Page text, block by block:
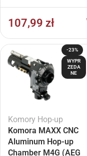
107,99 zł
-23%
WYPR
ZEDA
NE
Komory Hop-up
Komora MAXX CNC
Aluminum Hop-up
Chamber M4G (AEG